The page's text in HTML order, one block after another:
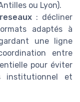
ou Lyon).
: décliner
adaptés à
une ligne
entre
pour éviter
institutionnel et